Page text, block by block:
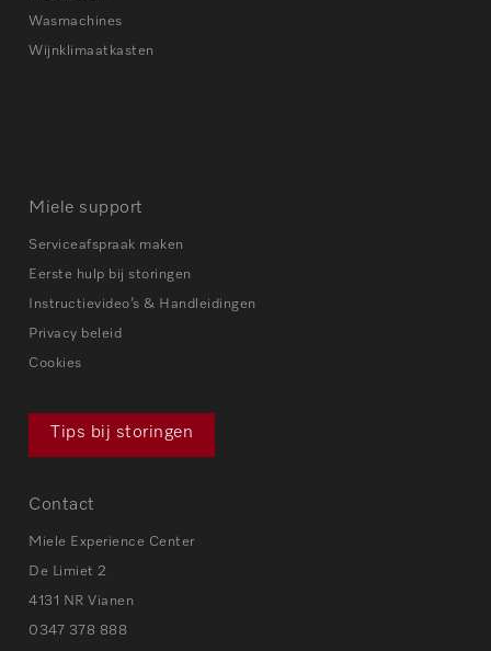
Wasmachines
Wijnklimaatkasten
Miele support
Serviceafspraak maken
Eerste hulp bij storingen
Instructievideo’s & Handleidingen
Privacy beleid
Cookies
Tips bij storingen
Contact
Miele Experience Center
De Limiet 2
4131 NR Vianen
0347 378 888